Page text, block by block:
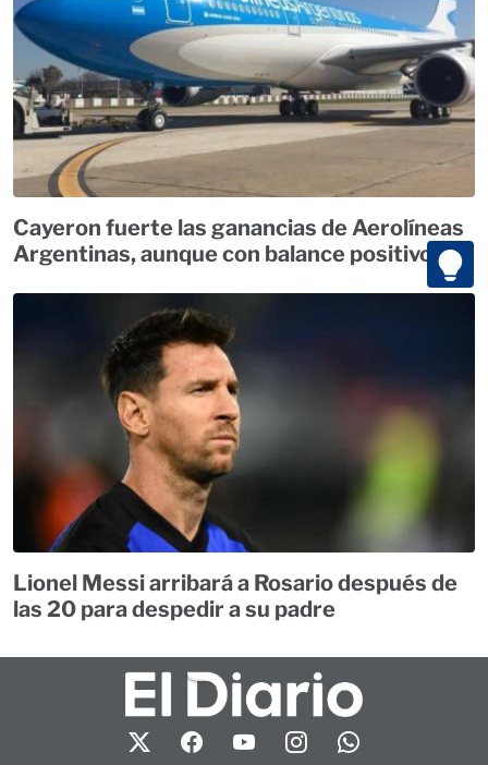
Cayeron fuerte las ganancias de Aerolíneas
Argentinas, aunque con balance positivo
Lionel Messi arribará a Rosario después de
las 20 para despedir a su padre